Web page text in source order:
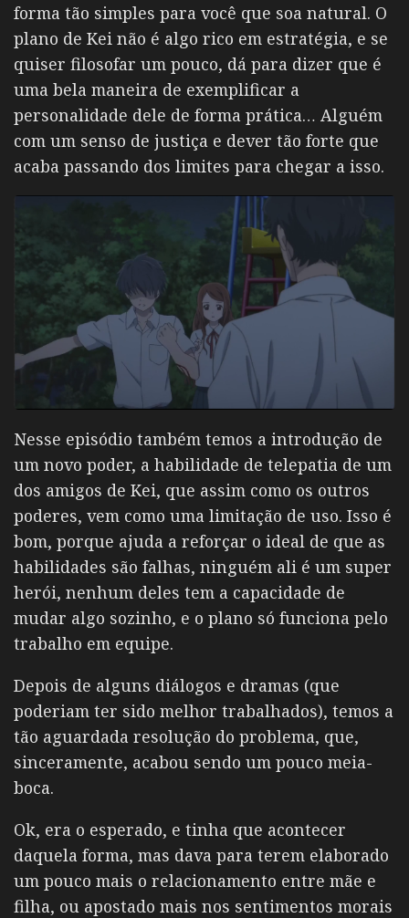
forma tão simples para você que soa natural. O
plano de Kei não é algo rico em estratégia, e se
quiser filosofar um pouco, dá para dizer que é
uma bela maneira de exemplificar a
personalidade dele de forma prática… Alguém
com um senso de justiça e dever tão forte que
acaba passando dos limites para chegar a isso.
Nesse episódio também temos a introdução de
um novo poder, a habilidade de telepatia de um
dos amigos de Kei, que assim como os outros
poderes, vem como uma limitação de uso. Isso é
bom, porque ajuda a reforçar o ideal de que as
habilidades são falhas, ninguém ali é um super
herói, nenhum deles tem a capacidade de
mudar algo sozinho, e o plano só funciona pelo
trabalho em equipe.
Depois de alguns diálogos e dramas (que
poderiam ter sido melhor trabalhados), temos a
tão aguardada resolução do problema, que,
sinceramente, acabou sendo um pouco meia-
boca.
Ok, era o esperado, e tinha que acontecer
daquela forma, mas dava para terem elaborado
um pouco mais o relacionamento entre mãe e
filha, ou apostado mais nos sentimentos morais